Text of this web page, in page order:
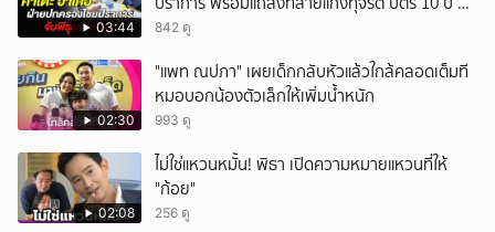
03:44
แม่สอด
842 ดู
02:30
"แพท ณปภา" เผยเด็กกลับหัวแล้วใกล้คลอดเต็มที
หมอบอกน้องตัวเล็กให้เพิ่มน้ำหนัก
993 ดู
02:08
ไม่ใช่แหวนหมั้น! พิธา เปิดความหมายแหวนที่ให้
"ก้อย"
256 ดู